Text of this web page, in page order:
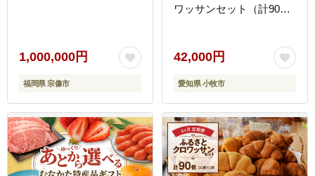
1,000,000円
福岡県 宗像市
ワッサンセット（計90
42,000円
愛知県 小牧市